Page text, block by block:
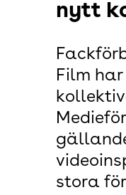
nytt
Film
stora